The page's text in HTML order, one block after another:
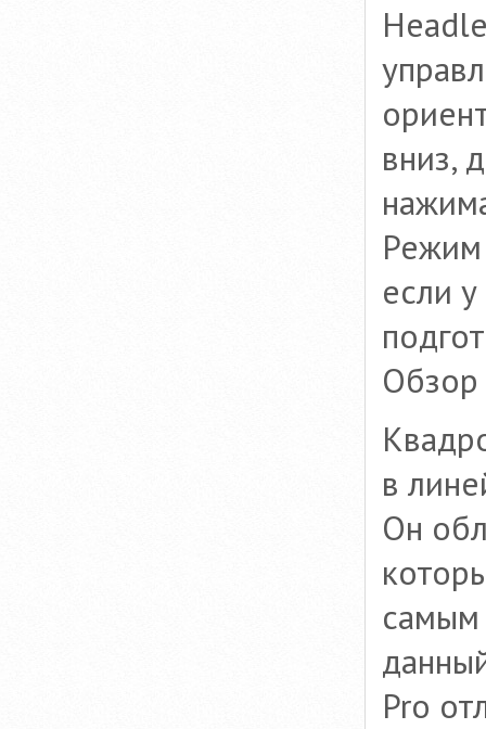
вниз,
Режим
если
Обзор
в
Он
самым
Pro